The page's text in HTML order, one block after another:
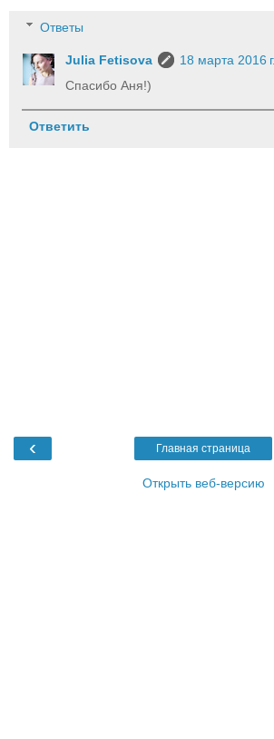
Ответы
Julia Fetisova
18 марта 2016
Спасибо Аня!)
Ответить
‹ Главная страница
Открыть веб-версию